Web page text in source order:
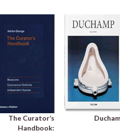
The Curator’s
Handbook: